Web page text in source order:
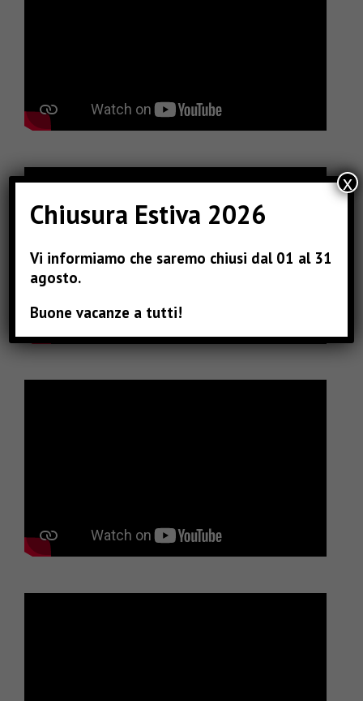
Chiusura Estiva 2026
Vi informiamo che saremo chiusi dal 01 al 31
agosto.
Buone vacanze a tutti!
x